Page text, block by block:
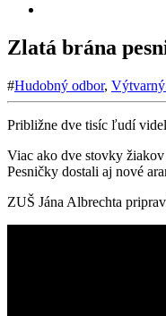
Zlatá brána
#Hudobný odbor,
Približne dve tisíc ľudí
Viac ako dve stovky
Pesničky dostali aj nové
ZUŠ Jána Albrechta